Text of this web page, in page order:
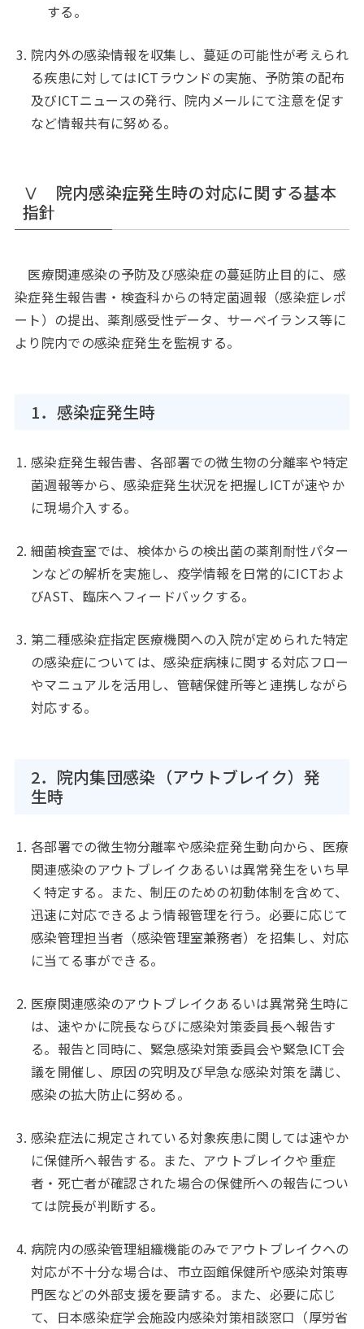
する。
院内外の感染情報を収集し、蔓延の可能性が考えられ
る疾患に対してはICTラウンドの実施、予防策の配布
及びICTニュースの発行、院内メールにて注意を促す
など情報共有に努める。
Ⅴ 院内感染症発生時の対応に関する基本
指針
医療関連感染の予防及び感染症の蔓延防止目的に、感
染症発生報告書・検査科からの特定菌週報（感染症レポ
ート）の提出、薬剤感受性データ、サーベイランス等に
より院内での感染症発生を監視する。
1．感染症発生時
感染症発生報告書、各部署での微生物の分離率や特定
菌週報等から、感染症発生状況を把握しICTが速やか
に現場介入する。
細菌検査室では、検体からの検出菌の薬剤耐性パター
ンなどの解析を実施し、疫学情報を日常的にICTおよ
びAST、臨床へフィードバックする。
第二種感染症指定医療機関への入院が定められた特定
の感染症については、感染症病棟に関する対応フロー
やマニュアルを活用し、管轄保健所等と連携しながら
対応する。
2．院内集団感染（アウトブレイク）発
生時
各部署での微生物分離率や感染症発生動向から、医療
関連感染のアウトブレイクあるいは異常発生をいち早
く特定する。また、制圧のための初動体制を含めて、
迅速に対応できるよう情報管理を行う。必要に応じて
感染管理担当者（感染管理室兼務者）を招集し、対応
に当てる事ができる。
医療関連感染のアウトブレイクあるいは異常発生時に
は、速やかに院長ならびに感染対策委員長へ報告す
る。報告と同時に、緊急感染対策委員会や緊急ICT会
議を開催し、原因の究明及び早急な感染対策を講じ、
感染の拡大防止に努める。
感染症法に規定されている対象疾患に関しては速やか
に保健所へ報告する。また、アウトブレイクや重症
者・死亡者が確認された場合の保健所への報告につい
ては院長が判断する。
病院内の感染管理組織機能のみでアウトブレイクへの
対応が不十分な場合は、市立函館保健所や感染対策専
門医などの外部支援を要請する。また、必要に応じ
て、日本感染症学会施設内感染対策相談窓口（厚労省